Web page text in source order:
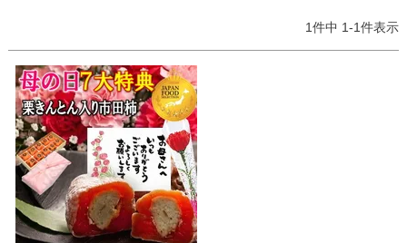
1件中 1-1件表示